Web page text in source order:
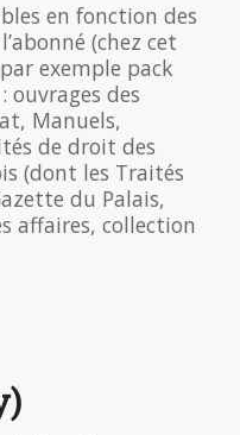
en fonction des
(chez cet
exemple pack
des
Manuels,
de droit des
(dont les Traités
du Palais,
affaires, collection